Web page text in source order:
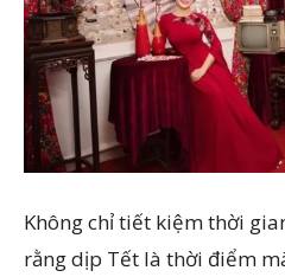
Không chỉ tiết kiệm thời
rằng dịp Tết là thời điểm